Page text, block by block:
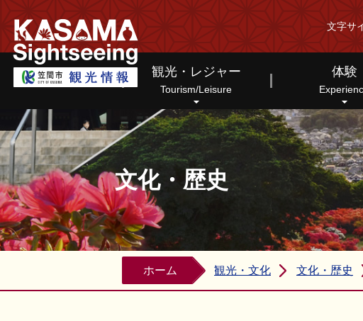
文字サ
観光・レジャー
Tourism/Leisure
体験
文化・歴史
ホーム 観光・文化 文化・歴史